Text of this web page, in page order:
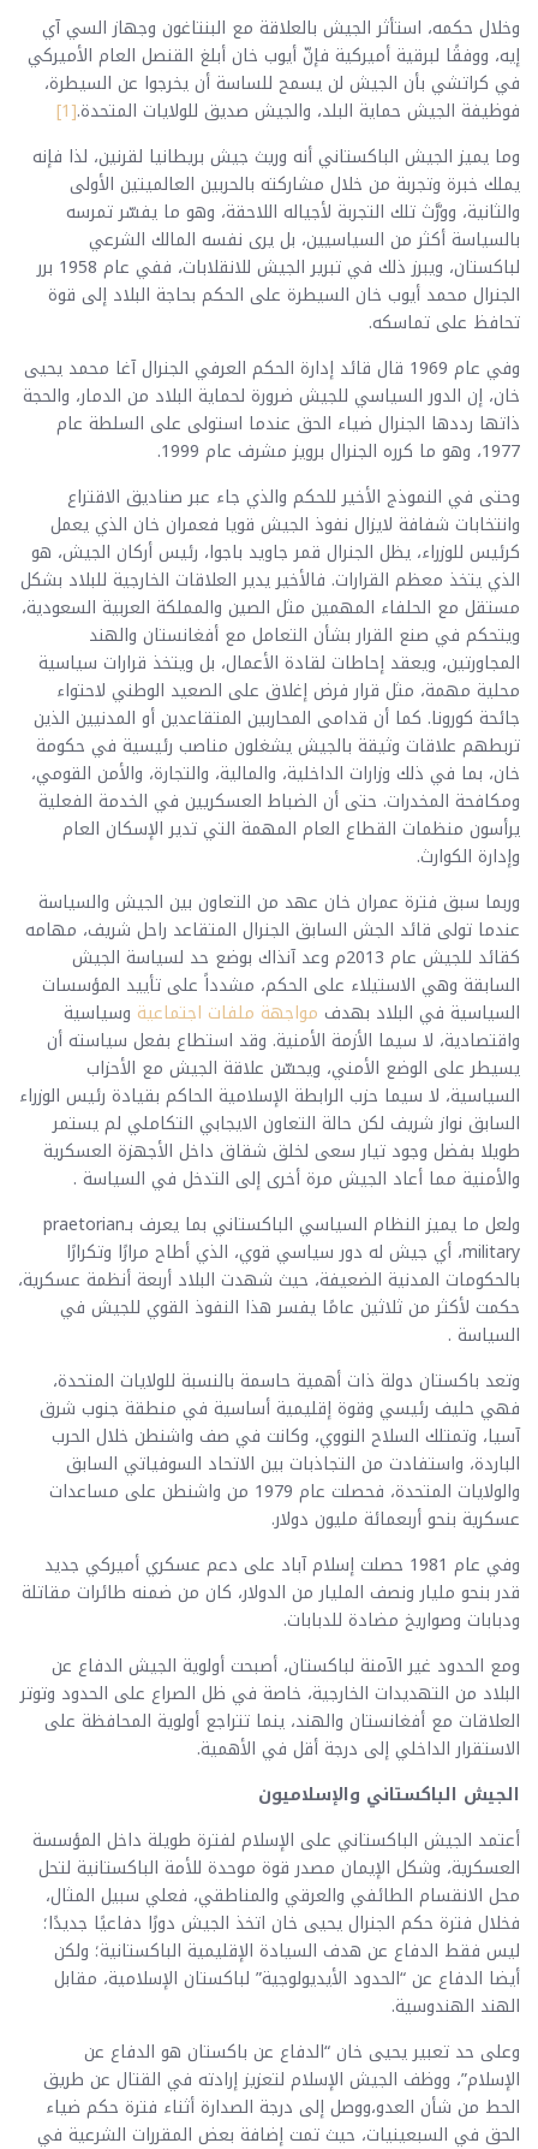
وخلال حكمه، استأثر الجيش بالعلاقة مع البنتاغون وجهاز السي آي
إيه، ووفقًا لبرقية أميركية فإنّ أيوب خان أبلغ القنصل العام الأميركي
في كراتشي بأن الجيش لن يسمح للساسة أن يخرجوا عن السيطرة،
فوظيفة الجيش حماية البلد، والجيش صديق للولايات المتحدة.[1]
وما يميز الجيش الباكستاني أنه وريث جيش بريطانيا لقرنين، لذا فإنه
يملك خبرة وتجربة من خلال مشاركته بالحربين العالميتين الأولى
والثانية، وورَّث تلك التجربة لأجياله اللاحقة، وهو ما يفسّر تمرسه
بالسياسة أكثر من السياسيين، بل يرى نفسه المالك الشرعي
لباكستان، ويبرز ذلك في تبرير الجيش للانقلابات، ففي عام 1958 برر
الجنرال محمد أيوب خان السيطرة على الحكم بحاجة البلاد إلى قوة
تحافظ على تماسكه.
وفي عام 1969 قال قائد إدارة الحكم العرفي الجنرال آغا محمد يحيى
خان، إن الدور السياسي للجيش ضرورة لحماية البلاد من الدمار، والحجة
ذاتها رددها الجنرال ضياء الحق عندما استولى على السلطة عام
1977، وهو ما كرره الجنرال برويز مشرف عام 1999.
وحتى في النموذج الأخير للحكم والذي جاء عبر صناديق الاقتراع
وانتخابات شفافة لايزال نفوذ الجيش قويا فعمران خان الذي يعمل
كرئيس للوزراء، يظل الجنرال قمر جاويد باجوا، رئيس أركان الجيش، هو
الذي يتخذ معظم القرارات. فالأخير يدير العلاقات الخارجية للبلاد بشكل
مستقل مع الحلفاء المهمين مثل الصين والمملكة العربية السعودية،
ويتحكم في صنع القرار بشأن التعامل مع أفغانستان والهند
المجاورتين، ويعقد إحاطات لقادة الأعمال، بل ويتخذ قرارات سياسية
محلية مهمة، مثل قرار فرض إغلاق على الصعيد الوطني لاحتواء
جائحة كورونا. كما أن قدامى المحاربين المتقاعدين أو المدنيين الذين
تربطهم علاقات وثيقة بالجيش يشغلون مناصب رئيسية في حكومة
خان، بما في ذلك وزارات الداخلية، والمالية، والتجارة، والأمن القومي،
ومكافحة المخدرات. حتى أن الضباط العسكريين في الخدمة الفعلية
يرأسون منظمات القطاع العام المهمة التي تدير الإسكان العام
وإدارة الكوارث.
وربما سبق فترة عمران خان عهد من التعاون بين الجيش والسياسة
عندما تولى قائد الجش السابق الجنرال المتقاعد راحل شريف، مهامه
كقائد للجيش عام 2013م وعد آنذاك بوضع حد لسياسة الجيش
السابقة وهي الاستيلاء على الحكم، مشدداً على تأييد المؤسسات
السياسية في البلاد بهدف مواجهة ملفات اجتماعية وسياسية
واقتصادية، لا سيما الأزمة الأمنية. وقد استطاع بفعل سياسته أن
يسيطر على الوضع الأمني، ويحسّن علاقة الجيش مع الأحزاب
السياسية، لا سيما حزب الرابطة الإسلامية الحاكم بقيادة رئيس الوزراء
السابق نواز شريف لكن حالة التعاون الايجابي التكاملي لم يستمر
طويلا بفضل وجود تيار سعى لخلق شقاق داخل الأجهزة العسكرية
والأمنية مما أعاد الجيش مرة أخرى إلى التدخل في السياسة .
ولعل ما يميز النظام السياسي الباكستاني بما يعرف بـpraetorian
military، أي جيش له دور سياسي قوي، الذي أطاح مرارًا وتكرارًا
بالحكومات المدنية الضعيفة، حيث شهدت البلاد أربعة أنظمة عسكرية،
حكمت لأكثر من ثلاثين عامًا يفسر هذا النفوذ القوي للجيش في
السياسة .
وتعد باكستان دولة ذات أهمية حاسمة بالنسبة للولايات المتحدة،
فهي حليف رئيسي وقوة إقليمية أساسية في منطقة جنوب شرق
آسيا، وتمتلك السلاح النووي، وكانت في صف واشنطن خلال الحرب
الباردة، واستفادت من التجاذبات بين الاتحاد السوفياتي السابق
والولايات المتحدة، فحصلت عام 1979 من واشنطن على مساعدات
عسكرية بنحو أربعمائة مليون دولار.
وفي عام 1981 حصلت إسلام آباد على دعم عسكري أميركي جديد
قدر بنحو مليار ونصف المليار من الدولار، كان من ضمنه طائرات مقاتلة
ودبابات وصواريخ مضادة للدبابات.
ومع الحدود غير الآمنة لباكستان، أصبحت أولوية الجيش الدفاع عن
البلاد من التهديدات الخارجية، خاصة في ظل الصراع على الحدود وتوتر
العلاقات مع أفغانستان والهند، ينما تتراجع أولوية المحافظة على
الاستقرار الداخلي إلى درجة أقل في الأهمية.
الجيش الباكستاني والإسلاميون
أعتمد الجيش الباكستاني على الإسلام لفترة طويلة داخل المؤسسة
العسكرية، وشكل الإيمان مصدر قوة موحدة للأمة الباكستانية لتحل
محل الانقسام الطائفي والعرقي والمناطقي، فعلي سبيل المثال،
فخلال فترة حكم الجنرال يحيى خان اتخذ الجيش دورًا دفاعيًا جديدًا؛
ليس فقط الدفاع عن هدف السيادة الإقليمية الباكستانية؛ ولكن
أيضا الدفاع عن “الحدود الأيديولوجية” لباكستان الإسلامية، مقابل
الهند الهندوسية.
وعلى حد تعبير يحيى خان “الدفاع عن باكستان هو الدفاع عن
الإسلام”، ووظف الجيش الإسلام لتعزيز إرادته في القتال عن طريق
الحط من شأن العدو،ووصل إلى درجة الصدارة أثناء فترة حكم ضياء
الحق في السبعينيات، حيث تمت إضافة بعض المقررات الشرعية في